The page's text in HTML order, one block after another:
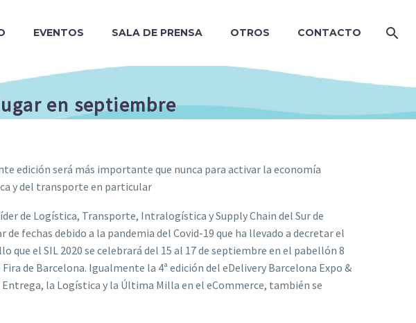
EVENTOS SALA DE PRENSA OTROS CONTACTO
en septiembre
edición será más importante que nunca para activar la economía
y del transporte en particular
de Logística, Transporte, Intralogística y Supply Chain del Sur de
fechas debido a la pandemia del Covid-19 que ha llevado a decretar el
que el SIL 2020 se celebrará del 15 al 17 de septiembre en el pabellón 8
de Barcelona. Igualmente la 4ª edición del eDelivery Barcelona Expo &
la Logística y la Última Milla en el eCommerce, también se